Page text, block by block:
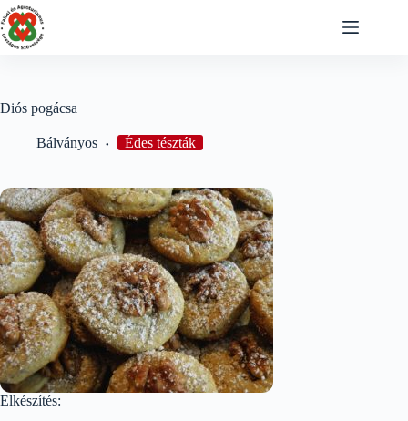
Skip
to
content
Diós pogácsa
Bálványos Édes tészták
Elkészítés: